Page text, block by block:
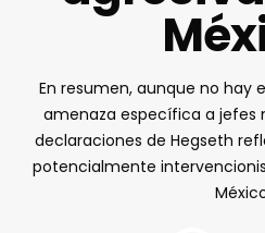
En resumen, aunque no hay
amenaza específica a jefes
declaraciones de Hegseth
potencialmente